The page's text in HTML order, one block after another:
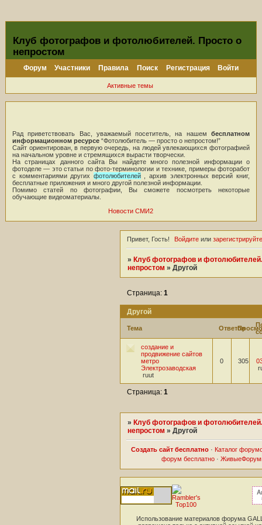
Клуб фотографов и фотолюбителей. Просто о
непростом
Форум Участники Правила Поиск Регистрация Войти
Активные темы
Рад приветствовать Вас, уважаемый посетитель, на нашембесплатном
информационном ресурсе“Фотолюбитель — просто о непростом!”
Сайт ориентирован, в первую очередь, на людей увлекающихся фотографией
на начальном уровне и стремящихся вырасти творчески.
На страницах данного сайта Вы найдете много полезной информации о
фотоделе — это статьи по фото-терминологии и технике, примеры фоторабот
с комментариями других фотолюбителей, архив электронных версий книг,
бесплатные приложения и много другой полезной информации.
Помимо статей по фотографии, Вы сможете посмотреть некоторые
обучающие видеоматериалы.
Новости СМИ2
Привет, Гость! Войдите или
»Клуб фотографов и
непростом »Другой
Другой
Страница:1
Тема Ответов
создание и
продвижение сайтов
метро
Электрозаводская
ruut
0 305
Страница:1
» Клуб фотографов и
непростом »Другой
Создать сайт бесплатно· Каталог
форум бесплатно·
Использование материалов форума